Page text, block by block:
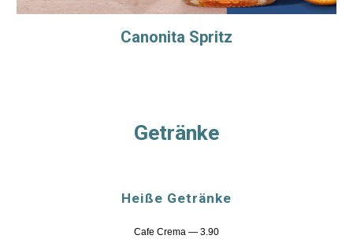
Canonita Spritz
Getränke
Heiße Getränke
Cafe Crema — 3.90